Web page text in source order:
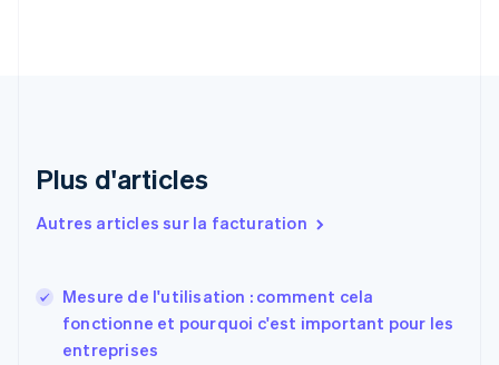
Plus d'articles
Autres articles sur la facturation
Mesure de l'utilisation : comment cela
fonctionne et pourquoi c'est important pour les
entreprises
English
Émirats arabes unis
Estonie
États-Unis
EnglishEspañol